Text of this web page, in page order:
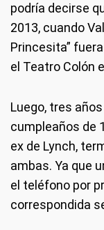
podría decirse
2013, cuando
Princesita”
el Teatro Colón
Luego, tres
cumpleaños de
ex de Lynch,
ambas. Ya que
el teléfono por
correspondida